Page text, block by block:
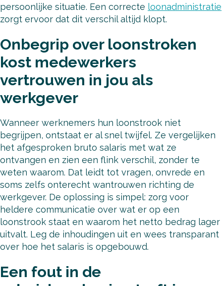
persoonlijke situatie. Een correcte loonadministratie
zorgt ervoor dat dit verschil altijd klopt.
Onbegrip over loonstroken
kost medewerkers
vertrouwen in jou als
werkgever
Wanneer werknemers hun loonstrook niet
begrijpen, ontstaat er al snel twijfel. Ze vergelijken
het afgesproken bruto salaris met wat ze
ontvangen en zien een flink verschil, zonder te
weten waarom. Dat leidt tot vragen, onvrede en
soms zelfs onterecht wantrouwen richting de
werkgever. De oplossing is simpel: zorg voor
heldere communicatie over wat er op een
loonstrook staat en waarom het netto bedrag lager
uitvalt. Leg de inhoudingen uit en wees transparant
over hoe het salaris is opgebouwd.
Een fout in de